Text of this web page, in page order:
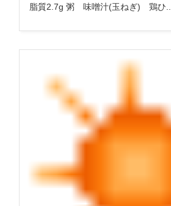
脂質2.7g 粥 味噌汁(玉ねぎ) 鶏ひ